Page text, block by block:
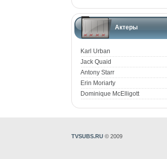
Актеры
Karl Urban
Jack Quaid
Antony Starr
Erin Moriarty
Dominique McElligott
TVSUBS.RU © 2009